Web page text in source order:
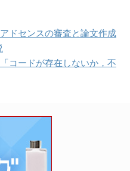
ドセンスの審査と論文作成
コードが存在しないか，不